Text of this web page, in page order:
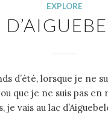
EXPLORE
d’été, lorsque je ne
que je ne suis pas en
je vais au lac